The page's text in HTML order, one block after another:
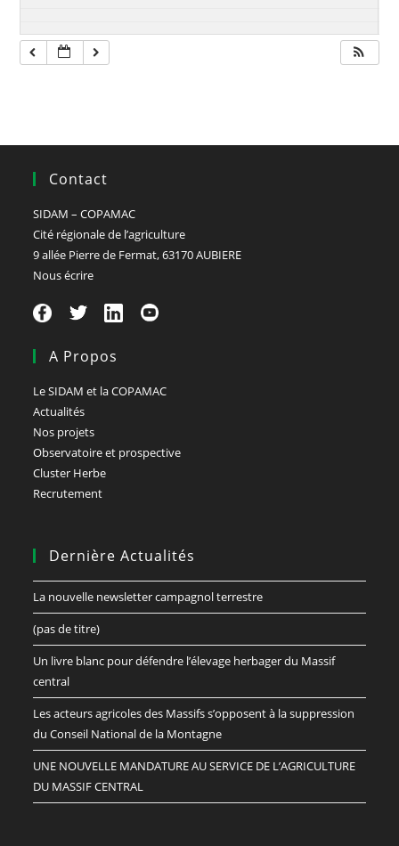
Contact
SIDAM – COPAMAC
Cité régionale de l’agriculture
9 allée Pierre de Fermat, 63170 AUBIERE
Nous écrire
A Propos
Le SIDAM et la COPAMAC
Actualités
Nos projets
Observatoire et prospective
Cluster Herbe
Recrutement
Dernière Actualités
La nouvelle newsletter campagnol terrestre
(pas de titre)
Un livre blanc pour défendre l’élevage herbager du Massif
central
Les acteurs agricoles des Massifs s’opposent à la suppression
du Conseil National de la Montagne
UNE NOUVELLE MANDATURE AU SERVICE DE L’AGRICULTURE
DU MASSIF CENTRAL